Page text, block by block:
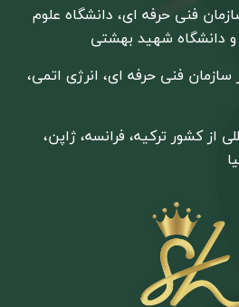
فنی حرفه ای، دانشگاه علوم
و دانشگاه شهید بهشتی
فنی حرفه ای، انرژی اتمی،
از کشور ترکیه، فرانسه، ژاپن،